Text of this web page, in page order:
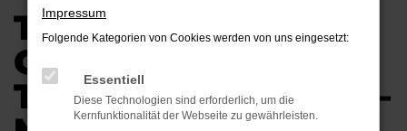
TOYOTA PROACE
CITY VERSO
TAGESZULASSUNG –
Impressum
Folgende Kategorien von Cookies werden von uns eingesetzt:
Essentiell
Diese Technologien sind erforderlich, um die
Kernfunktionalität der Webseite zu gewährleisten.